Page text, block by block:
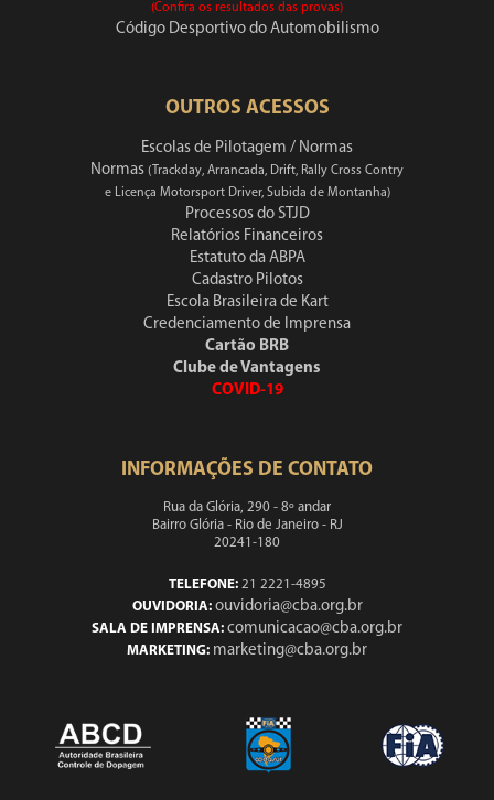
(Confira os resultados das provas)
Código Desportivo do Automobilismo
OUTROS ACESSOS
Escolas de Pilotagem / Normas
Normas (Trackday, Arrancada, Drift, Rally Cross Contry
e Licença Motorsport Driver, Subida de Montanha)
Processos do STJD
Relatórios Financeiros
Estatuto da ABPA
Cadastro Pilotos
Escola Brasileira de Kart
Credenciamento de Imprensa
Cartão BRB
Clube de Vantagens
COVID-19
INFORMAÇÕES DE CONTATO
Rua da Glória, 290 - 8º andar
Bairro Glória - Rio de Janeiro - RJ
20241-180
TELEFONE:21 2221-4895
OUVIDORIA: ouvidoria@cba.org.br
SALA DE IMPRENSA: comunicacao@cba.org.br
MARKETING: marketing@cba.org.br